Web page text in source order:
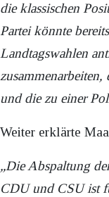
die klassischen
Partei könnte
Landtagswahlen
und die zu einer
Weiter erklärte
„Die Abspaltung
CDU und CSU ist